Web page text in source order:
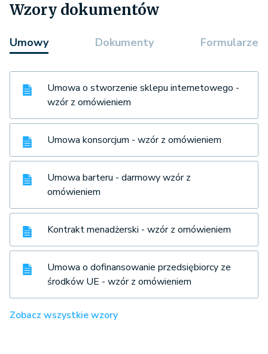
Wzory dokumentów
Umowy Dokumenty Formularze
Umowa o stworzenie sklepu internetowego -
wzór z omówieniem
Umowa konsorcjum - wzór z omówieniem
Umowa barteru - darmowy wzór z
omówieniem
Kontrakt menadżerski - wzór z omówieniem
Umowa o dofinansowanie przedsiębiorcy ze
środków UE - wzór z omówieniem
Zobacz wszystkie wzory